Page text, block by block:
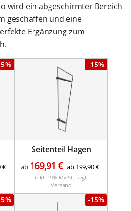
wird ein abgeschirmter Bereich
geschaffen und eine
Ergänzung zum
€
-15%
Seitenteil Hagen
ab 169,91 € ab199,90€
inkl. 19% MwSt., zzgl.
Versand
-15%